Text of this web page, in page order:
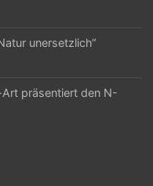
unersetzlich“
präsentiert den N-